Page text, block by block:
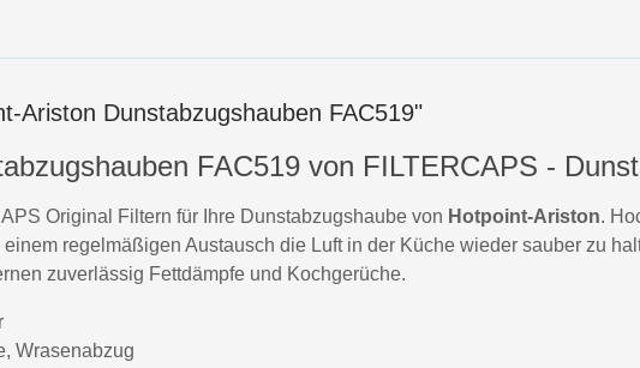
Hotpoint-Ariston AHIFBWN
Hotpoint-Ariston AHIFWHT
Hotpoint-Ariston AHSF
Hotpoint-Ariston AHSFE
Ariston Dunstabzugshauben FAC519"
FAC519 von FILTERCAPS -
Original Filtern für Ihre Dunstabzugshaube von Hotpoint-Ariston.
regelmäßigen Austausch die Luft in der Küche wieder sauber zu
zuverlässig Fettdämpfe und Kochgerüche.
Wrasenabzug